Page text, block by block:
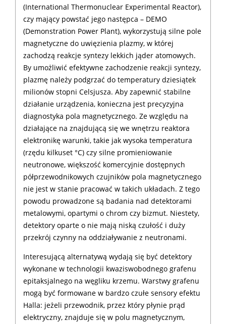
(International Thermonuclear Experimental Reactor),
czy mający powstać jego następca – DEMO
(Demonstration Power Plant), wykorzystują silne pole
magnetyczne do uwięzienia plazmy, w której
zachodzą reakcje syntezy lekkich jąder atomowych.
By umożliwić efektywne zachodzenie reakcji syntezy,
plazmę należy podgrzać do temperatury dziesiątek
milionów stopni Celsjusza. Aby zapewnić stabilne
działanie urządzenia, konieczna jest precyzyjna
diagnostyka pola magnetycznego. Ze względu na
działające na znajdującą się we wnętrzu reaktora
elektronikę warunki, takie jak wysoka temperatura
(rzędu kilkuset °C) czy silne promieniowanie
neutronowe, większość komercyjnie dostępnych
półprzewodnikowych czujników pola magnetycznego
nie jest w stanie pracować w takich układach. Z tego
powodu prowadzone są badania nad detektorami
metalowymi, opartymi o chrom czy bizmut. Niestety,
detektory oparte o nie mają niską czułość i duży
przekrój czynny na oddziaływanie z neutronami.
Interesującą alternatywą wydają się być detektory
wykonane w technologii kwaziswobodnego grafenu
epitaksjalnego na węgliku krzemu. Warstwy grafenu
mogą być formowane w bardzo czułe sensory efektu
Halla: jeżeli przewodnik, przez który płynie prąd
elektryczny, znajduje się w polu magnetycznym,